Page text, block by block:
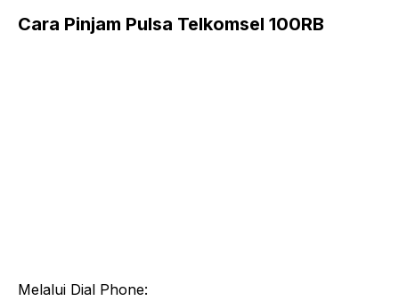
Cara Pinjam Pulsa Telkomsel 100RB
Melalui Dial Phone: